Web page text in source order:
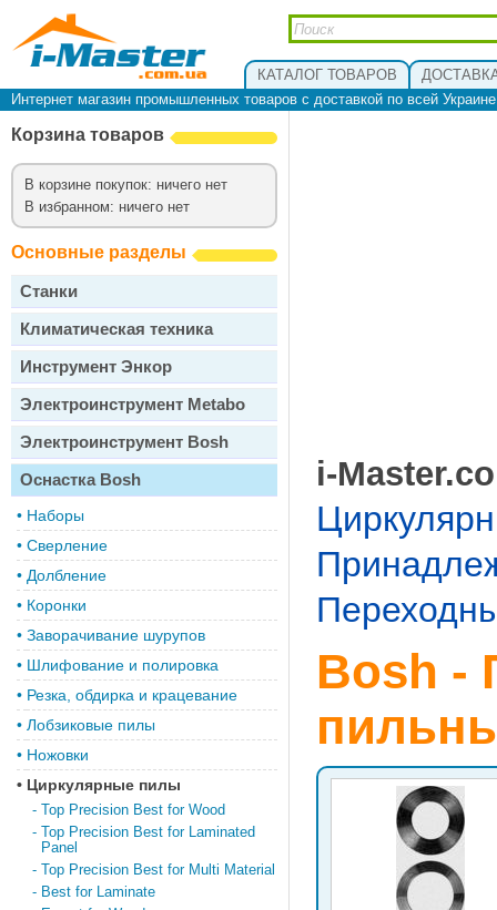
КАТАЛОГ ТОВАРОВ
Интернет магазин промышленных товаров с доставкой по всей
Корзина товаров
В корзине покупок: ничего нет
В избранном: ничего нет
Основные разделы
Станки
Климатическая техника
Инструмент Энкор
Электроинструмент Metabo
Электроинструмент Bosh
Оснастка Bosh
• Наборы
• Сверление
• Долбление
• Коронки
• Заворачивание шурупов
• Шлифование и полировка
• Резка, обдирка и крацевание
• Лобзиковые пилы
• Ножовки
• Циркулярные пилы
- Top Precision Best for Wood
- Top Precision Best for Laminated
Panel
- Top Precision Best for Multi Material
- Best for Laminate
i-
Bosh -